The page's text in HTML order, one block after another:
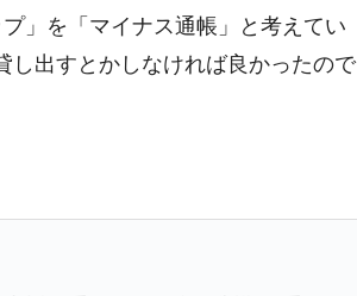
」を「マイナス通帳」と考えてい
し出すとかしなければ良かったので